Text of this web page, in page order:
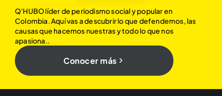
Q’HUBO líder de periodismo social y popular en
Colombia. Aquí vas a descubrir lo que defendemos, las
causas que hacemos nuestras y todo lo que nos
apasiona..
Conocer más